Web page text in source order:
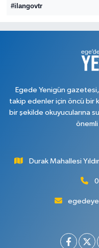
#ilangovtr
Egede Yenigün
takip edenler için öncü bir
bir şekilde okuyucularına
önemli
Durak Mahallesi